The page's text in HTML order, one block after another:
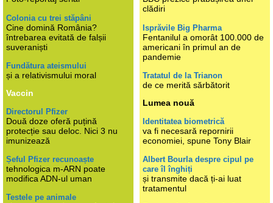
Colonia cu trei stăpâni
Cine domină România?
întrebarea evitată de falșii
suveraniști
Fundătura ateismului
și a relativismului moral
Vaccin
Directorul Pfizer
Două doze oferă puțină
protecție sau deloc. Nici 3 nu
imunizează
Șeful Pfizer recunoaște
tehnologica m-ARN poate
modifica ADN-ul uman
Testele pe animale
clădiri
Isprăvile Big Pharma
Fentanilul a omorât 100.000 de
americani în primul an de
pandemie
Tratatul de la Trianon
de ce merită sărbătorit
Lumea nouă
Identitatea biometrică
va fi necesară repornirii
economiei, spune Tony Blair
Albert Bourla despre cipul pe
care îl înghiți
și transmite dacă ți-ai luat
tratamentul